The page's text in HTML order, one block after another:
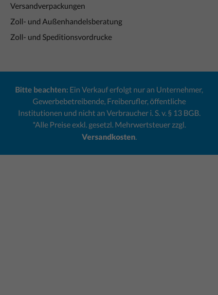
Versandverpackungen
Zoll- und Außenhandelsberatung
Zoll- und Speditionsvordrucke
Bitte beachten: Ein Verkauf erfolgt nur an Unternehmer,
Gewerbebetreibende, Freiberufler, öffentliche
Institutionen und nicht an Verbraucher i. S. v. § 13 BGB.
*Alle Preise exkl. gesetzl. Mehrwertsteuer zzgl.
Versandkosten.